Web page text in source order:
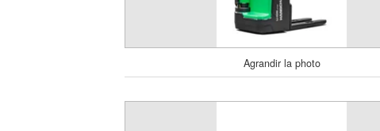
Agrandir la photo